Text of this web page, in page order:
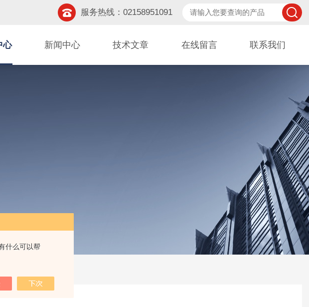
什么可以帮
服务热线：02158951091
心 新闻中心 技术文章 在线留言 联系我们